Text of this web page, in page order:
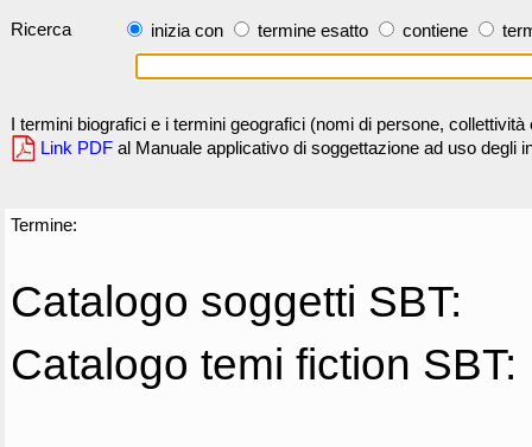
Ricerca inizia con termine esatto contiene
I termini biografici e i termini geografici (nomi di persone,
Link PDF al Manuale applicativo di soggettazione ad uso degli
Termine:
Catalogo soggetti SBT:
Catalogo temi fiction SBT: